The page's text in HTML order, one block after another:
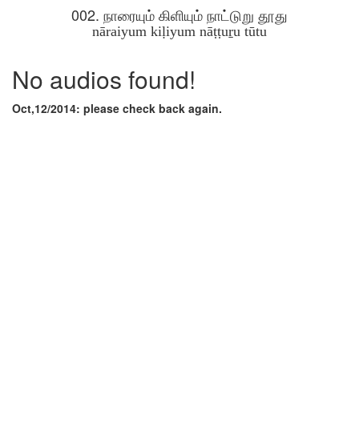
002. நாரையும் கிளியும் நாட்டுறு தூது
nāraiyum kiḷiyum nāṭṭuṟu tūtu
No audios found!
Oct,12/2014: please check back again.